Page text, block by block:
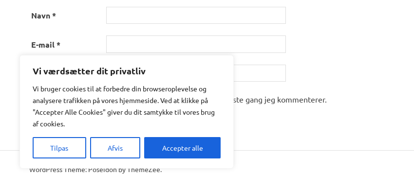
Vi værdsætter dit privatliv
Vi bruger cookies til at forbedre din browseroplevelse og
analysere trafikken påvores hjemmeside.Ved at klikke på
"Accepter Alle Cookies" giver du dit samtykke til vores brug
af cookies.
Tilpas Afvis Accepter alle
Navn*
E-mail*
Websted
Gem mit navn, mail og websted i denne browser til næste gang jeg kommenterer.
WordPress Theme: Poseidon by ThemeZee.